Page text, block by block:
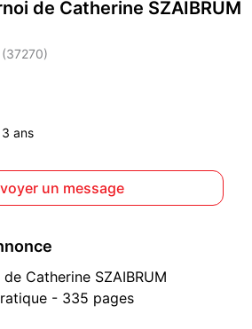
de Catherine SZAIBRUM
ans
un message
Catherine SZAIBRUM
- 335 pages